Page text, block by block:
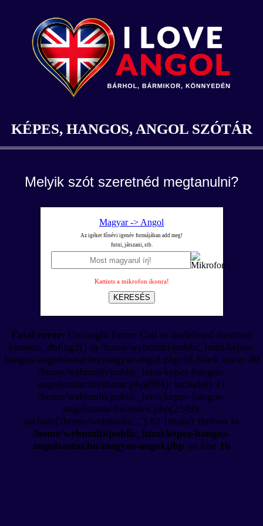
KÉPES, HANGOS, ANGOL SZÓTÁR
Melyik szót szeretnéd megtanulni?
Magyar -> Angol
Az igéket főnévi igenév formájában add meg!
futni, játszani, stb.
Kattints a mikrofon ikonra!
KERESÉS
Fatal error: Uncaught Error: Call to undefined function
connect_dbEng2() in /home/webmulti/public_html/kepes-
hangos-angolszotar.hu/magyar-angol.php:16 Stack trace: #0
/home/webmulti/public_html/kepes-hangos-
angolszotar.hu/szotar.php(894): include() #1
/home/webmulti/public_html/kepes-hangos-
angolszotar.hu/index.php(2349):
include('/home/webmulti/...') #2 {main} thrown in
/home/webmulti/public_html/kepes-hangos-
angolszotar.hu/magyar-angol.php on line 16